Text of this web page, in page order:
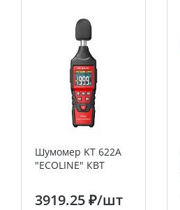
Шумомер KT 622A
"ECOLINE" КВТ
3919.25 ₽/шт